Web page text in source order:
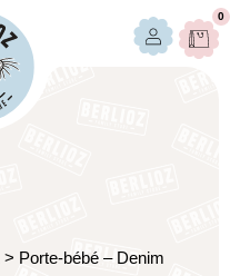
0
> Porte-bébé – Denim